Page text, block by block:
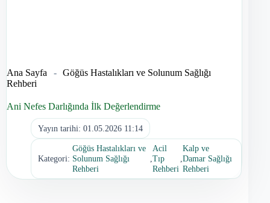
Ana Sayfa -
Göğüs Hastalıkları ve Solunum Sağlığı
Rehberi
Ani Nefes Darlığında İlk Değerlendirme
Yayın tarihi: 01.05.2026 11:14
Kategori:
Göğüs Hastalıkları ve
Solunum Sağlığı
Rehberi
,
Acil
Tıp
Rehberi
,
Kalp ve
Damar Sağlığı
Rehberi